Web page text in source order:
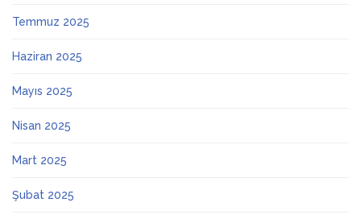
Temmuz 2025
Haziran 2025
Mayıs 2025
Nisan 2025
Mart 2025
Şubat 2025